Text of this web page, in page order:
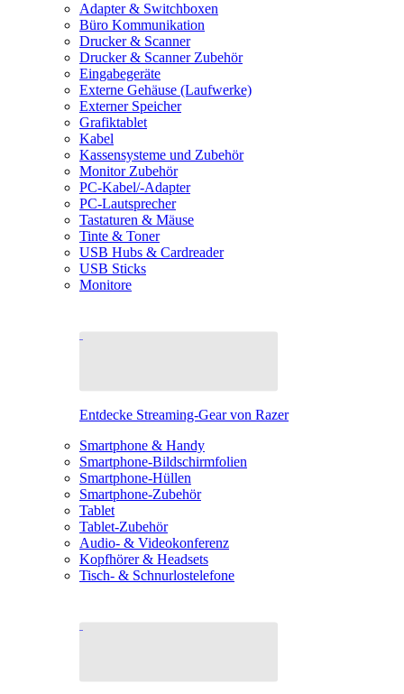
Adapter & Switchboxen
Büro Kommunikation
Drucker & Scanner
Drucker & Scanner Zubehör
Eingabegeräte
Externe Gehäuse (Laufwerke)
Externer Speicher
Grafiktablet
Kabel
Kassensysteme und Zubehör
Monitor Zubehör
PC-Kabel/-Adapter
PC-Lautsprecher
Tastaturen & Mäuse
Tinte & Toner
USB Hubs & Cardreader
USB Sticks
Monitore
Entdecke Streaming-Gear von Razer
Smartphone & Handy
Smartphone-Bildschirmfolien
Smartphone-Hüllen
Smartphone-Zubehör
Tablet
Tablet-Zubehör
Audio- & Videokonferenz
Kopfhörer & Headsets
Tisch- & Schnurlostelefone